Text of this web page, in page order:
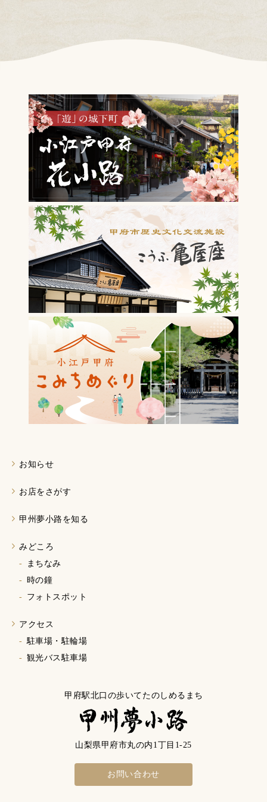
お知らせ
お店をさがす
甲州夢小路を知る
みどころ
まちなみ
時の鐘
フォトスポット
アクセス
駐車場・駐輪場
観光バス駐車場
山梨県甲府市丸の内1丁目1-25
お問い合わせ